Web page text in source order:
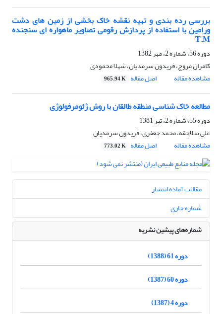
بررسی رده بندی و تهیه نقشه خاک بخشی از زمین های دشت
ورامین با استفاده از پردازش رقومی تصاویر ماهواره ای سنجنده
T.M
دوره 56، شماره 2، مهر 1382
کامران مروج، فریدون سرمدیان، شهلا محمودی
مشاهده مقاله
اصل مقاله 965.94 K
مطالعه خاک شناسی منطقه طالقان با روش ژئومرفولوژی
دوره 55، شماره 2، تیر 1381
علی سلاجقه، محمد جعفری، فریدون سرمدیان
مشاهده مقاله
اصل مقاله 773.02 K
مقالات آماده انتشار
شماره جاری
شماره‌های پیشین نشریه
دوره 61 (1388)
دوره 60 (1387)
دوره 4 (1387)